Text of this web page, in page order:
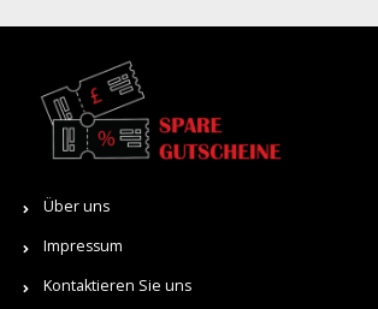
Über uns
Impressum
Kontaktieren Sie uns